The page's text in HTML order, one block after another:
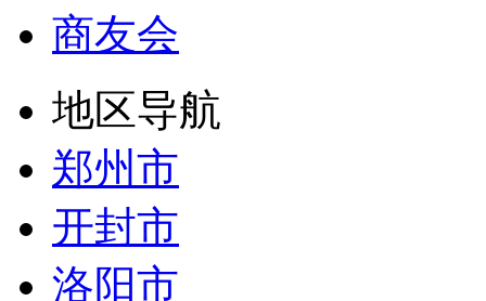
商友会
地区导航
郑州市
开封市
洛阳市